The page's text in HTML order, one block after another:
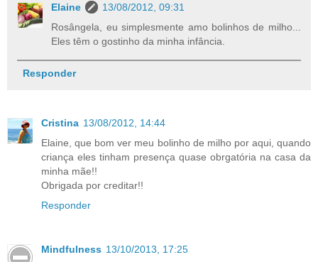
Elaine
13/08/2012, 09:31
Rosângela, eu simplesmente amo bolinhos de milho...
Eles têm o gostinho da minha infância.
Responder
Cristina 13/08/2012, 14:44
Elaine, que bom ver meu bolinho de milho por aqui, quando
criança eles tinham presença quase obrgatória na casa da
minha mãe!!
Obrigada por creditar!!
Responder
Mindfulness 13/10/2013, 17:25